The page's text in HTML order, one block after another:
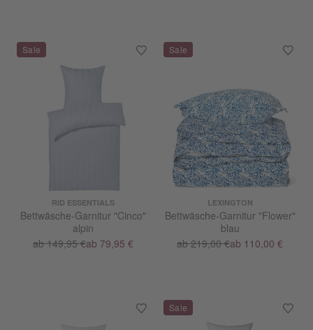
RID ESSENTIALS
Bettwäsche-Garnitur "Cinco"
alpin
ab 149,95 €ab 79,95 €
LEXINGTON
Bettwäsche-Garnitur "Flower"
blau
ab 219,00 €ab 110,00 €